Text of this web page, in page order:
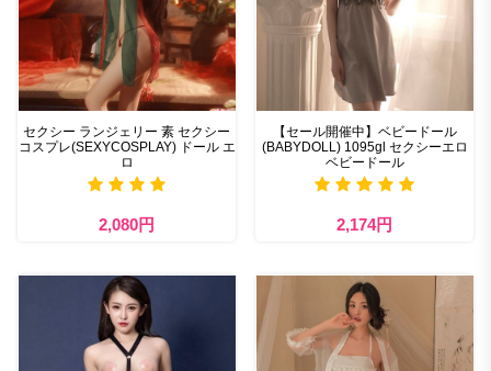
セクシー ランジェリー 素 セクシー
コスプレ(SEXYCOSPLAY) ドール エ
ロ
2,080円
【セール開催中】ベビードール
(BABYDOLL) 1095gl セクシーエロ
ベビードール
2,174円